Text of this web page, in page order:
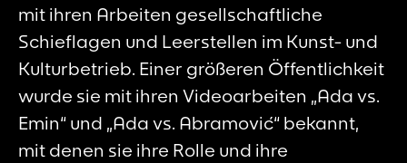
mit ihren Arbeiten gesellschaftliche
Schieflagen und Leerstellen im Kunst- und
Kulturbetrieb. Einer größeren Öffentlichkeit
wurde sie mit ihren Videoarbeiten „Ada vs.
Emin“ und „Ada vs. Abramović“ bekannt,
mit denen sie ihre Rolle und ihre